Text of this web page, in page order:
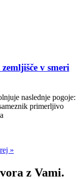
v smeri
naslednje pogoje:
primerljivo
»
z Vami.